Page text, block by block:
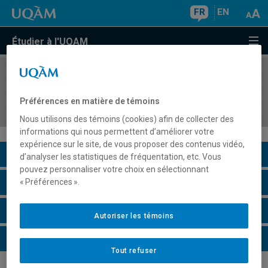
FR EN
Étudier à l'UQAM
COURS//
français au secondaire
Description du cours
Horaire - Été 2026
Horaire - Automne 2026
Horaire - Hiver 2027
Préférences en matière de témoins
Nous utilisons des témoins (cookies) afin de collecter des
informations qui nous permettent d’améliorer votre
expérience sur le site, de vous proposer des contenus vidéo,
d’analyser les statistiques de fréquentation, etc. Vous
pouvez personnaliser votre choix en sélectionnant
« Préférences ».
Tout refuser
Autoriser les témoins